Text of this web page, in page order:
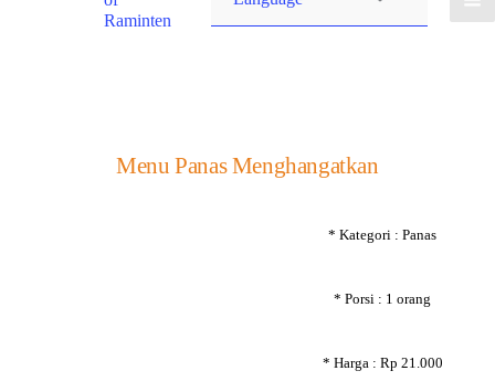
Raminten
Menu Panas Menghangatkan
* Kategori : Panas
* Porsi : 1 orang
* Harga : Rp 21.000